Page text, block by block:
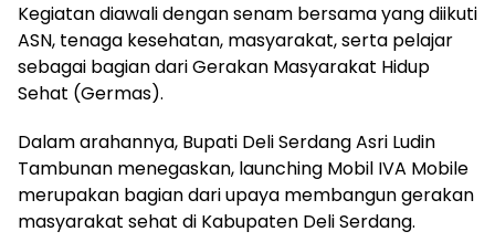
Kegiatan diawali dengan senam bersama yang diikuti
ASN, tenaga kesehatan, masyarakat, serta pelajar
sebagai bagian dari Gerakan Masyarakat Hidup
Sehat (Germas).
Dalam arahannya, Bupati Deli Serdang Asri Ludin
Tambunan menegaskan, launching Mobil IVA Mobile
merupakan bagian dari upaya membangun gerakan
masyarakat sehat di Kabupaten Deli Serdang.